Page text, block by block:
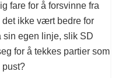
fare for å forsvinne fra
ikke vært bedre for
sin egen linje, slik SD
for å tekkes partier som
pust?